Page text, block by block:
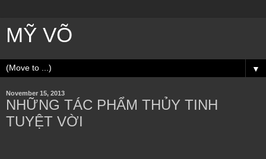
MỸ VÕ
▼
November 15, 2013
NHỮNG TÁC PHẨM THỦY TINH
TUYỆT VỜI